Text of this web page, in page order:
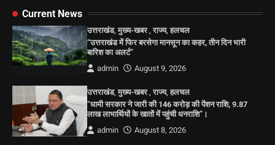
Current News
उत्तराखंड,मुख्य-खबर ,राज्य,हलचल
“उत्तराखंड में फिर बरसेगा मानसून का कहर, तीन दिन भारी
बारिश का अलर्ट”
admin
August 9, 2026
उत्तराखंड,मुख्य-खबर ,राज्य,हलचल
“धामी सरकार ने जारी की 146 करोड़ की पेंशन राशि, 9.87
लाख लाभार्थियों के खातों में पहुंची धनराशि”।
admin
August 8, 2026